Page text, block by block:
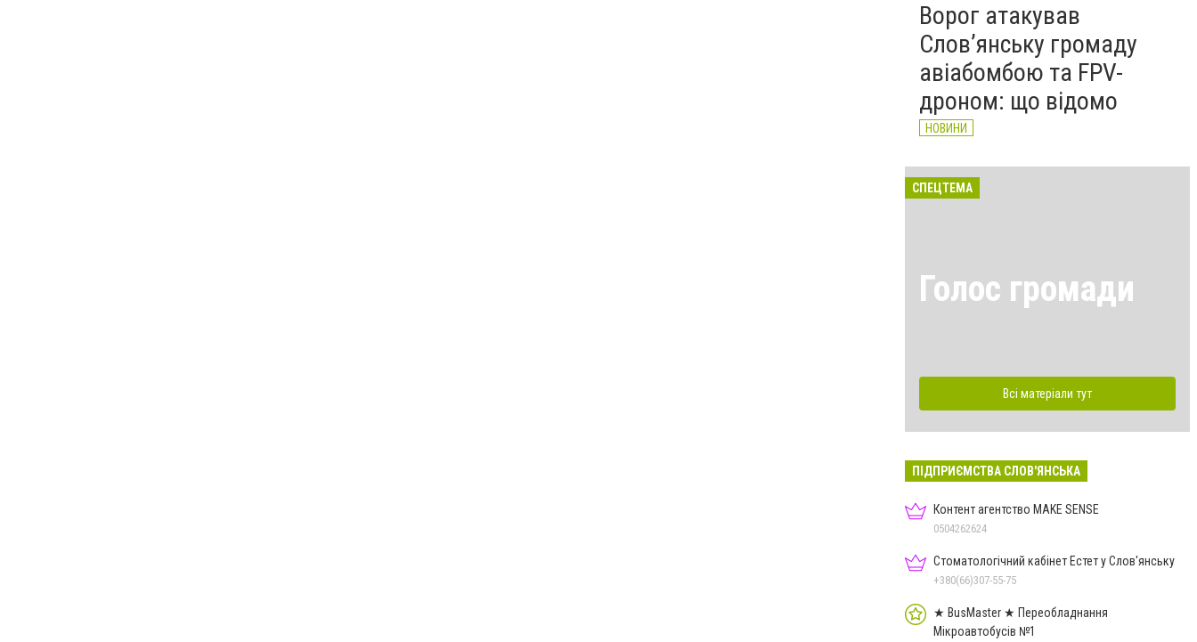
Ворог атакував
Слов’янську громаду
авіабомбою та FPV-
дроном: що відомо
НОВИНИ
СПЕЦТЕМА
Голос громади
Всі матеріали тут
ПІДПРИЄМСТВА СЛОВ'ЯНСЬКА
Контент агентство MAKE SENSE
0504262624
Стоматологічний кабінет Естет у Слов'янську
+380(66)307-55-75
★ BusMaster ★ Переобладнання
Мікроавтобусів №1